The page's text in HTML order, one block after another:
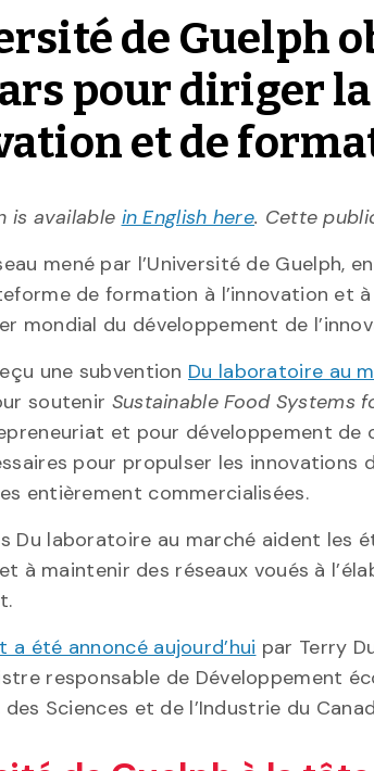
de Guelph
pour diriger
et de
is available in English here. Cette
mené par l’Université de Guelph,
de formation à l’innovation et
mondial du développement de
une subvention Du laboratoire au
soutenir Sustainable Food Systems
et pour développement
pour propulser les
entièrement commercialisées.
Du laboratoire au marché aident
à maintenir des réseaux voués à
a été annoncé aujourd’hui par Terry
responsable de Développement
des Sciences et de l’Industrie du